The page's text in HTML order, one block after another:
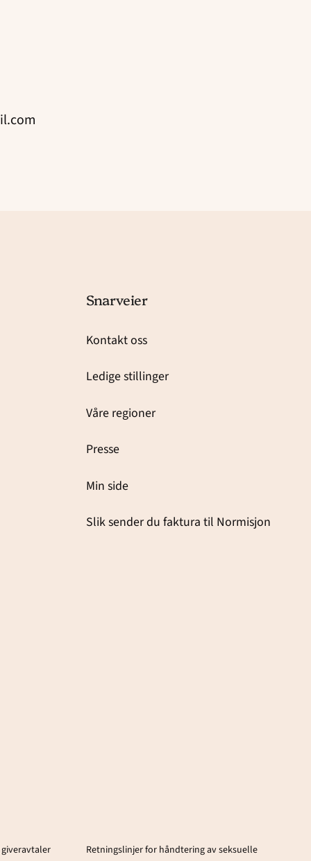
Snarveier
Kontakt oss
Ledige stillinger
Våre regioner
Presse
Min side
Slik sender du faktura til Normisjon
Retningslinjer for håndtering av seksuelle